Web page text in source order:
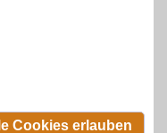
Cookies erlauben